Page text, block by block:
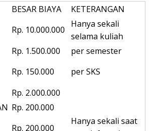
BESAR BIAYA
KETERANGAN
Rp. 10.000.000
Hanya sekali
selama kuliah
Rp. 1.500.000
per semester
Rp. 150.000
per SKS
Rp. 2.000.000
Hanya sekali saat
Rp. 200.000
Rp. 200.000